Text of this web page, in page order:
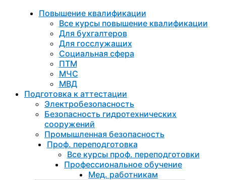
Повышение квалификации
Все курсы повышение квалификации
Для бухгалтеров
Для госслужащих
Социальная сфера
ПТМ
МЧС
МВД
Подготовка к aттестации
Электробезопасность
Безопасность гидротехнических
сооружений
Промышленная безопасность
Проф. переподготовка
Все курсы проф. переподготовки
Профессиональное обучение
Мед. работникам